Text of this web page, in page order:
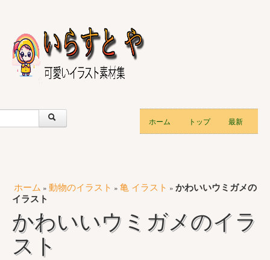
ホーム トップ 最新
ホーム » 動物のイラスト » 亀 イラスト » かわいいウミガメの
イラスト
かわいいウミガメのイラ
スト